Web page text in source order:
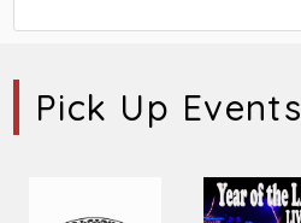
Pick Up Events